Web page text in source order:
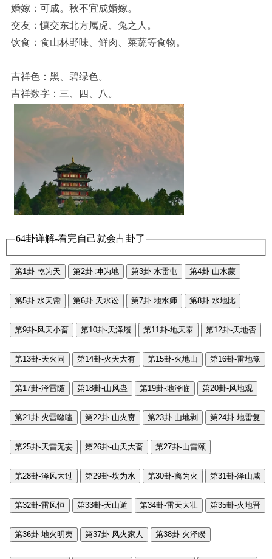
婚嫁：可成。秋不宜成婚嫁。
交友：慎交东北方属虎、兔之人。
饮食：食山林野味、鲜肉、菜蔬等食物。
吉祥色：黑、碧绿色。
吉祥数字：三、四、八。
64卦详解-看完自己就会占卦了
第1卦-乾为天 第2卦-坤为地 第3卦-水雷屯 第4卦-山水蒙
第5卦-水天需 第6卦-天水讼 第7卦-地水师 第8卦-水地比
第9卦-风天小畜 第10卦-天泽履 第11卦-地天泰 第12卦-天地否
第13卦-天火同 第14卦-火天大有 第15卦-火地山 第16卦-雷地豫
第17卦-泽雷随 第18卦-山风蛊 第19卦-地泽临 第20卦-风地观
第21卦-火雷噬嗑 第22卦-山火贲 第23卦-山地剥 第24卦-地雷复
第25卦-天雷无妄 第26卦-山天大畜 第27卦-山雷颐
第28卦-泽风大过 第29卦-坎为水 第30卦-离为火 第31卦-泽山咸
第32卦-雷风恒 第33卦-天山遁 第34卦-雷天大壮 第35卦-火地晋
第36卦-地火明夷 第37卦-风火家人 第38卦-火泽睽